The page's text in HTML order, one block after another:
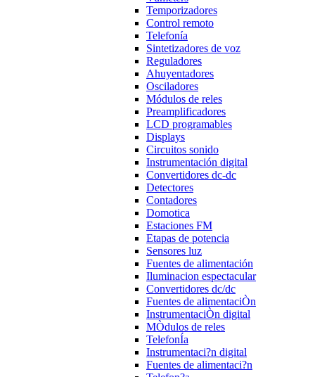
Temporizadores
Control remoto
Telefonía
Sintetizadores de voz
Reguladores
Ahuyentadores
Osciladores
Módulos de reles
Preamplificadores
LCD programables
Displays
Circuitos sonido
Instrumentación digital
Convertidores dc-dc
Detectores
Contadores
Domotica
Estaciones FM
Etapas de potencia
Sensores luz
Fuentes de alimentación
Iluminacion espectacular
Convertidores dc/dc
Fuentes de alimentaciÒn
InstrumentaciÒn digital
MÒdulos de reles
TelefonÍa
Instrumentaci?n digital
Fuentes de alimentaci?n